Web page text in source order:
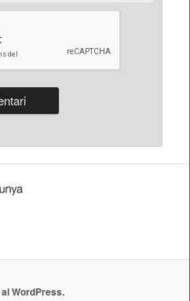
WordPress.